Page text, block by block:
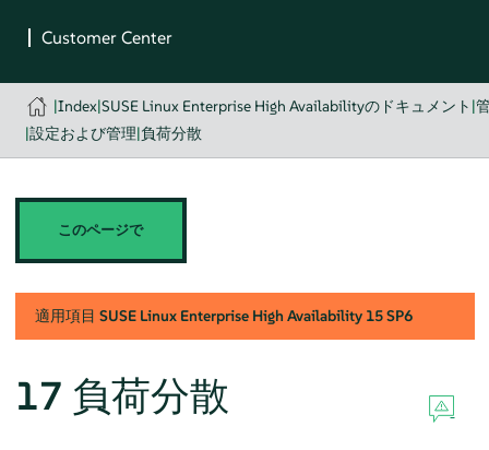
|Index|SUSE Linux Enterprise High Availabilityのドキュメント |
|設定および管理|負荷分散
このページで
適用項目 SUSE Linux Enterprise High Availability 15 SP6
17 負荷分散